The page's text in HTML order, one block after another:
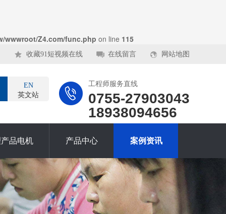
wwwroot/Z4.com/func.php on line 115
收藏91短视频在线 在线留言 网站地图
工程师服务直线
0755-27903043
18938094656
EN
英文站
品电机 产品中心 案例资讯